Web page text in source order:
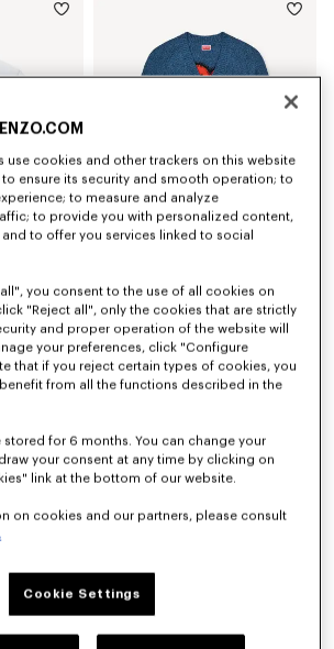
490 €
use cookies and other trackers on this website
to ensure its security and smooth operation; to
to measure and analyze
to provide you with personalized content,
to offer you services linked to social
you consent to the use of all cookies on
"Reject all", only the cookies that are strictly
and proper operation of the website will
your preferences, click "Configure
that if you reject certain types of cookies, you
from all the functions described in the
stored for 6 months. You can change your
your consent at any time by clicking on
link at the bottom of our website.
on cookies and our partners, please consult
Cookie Settings